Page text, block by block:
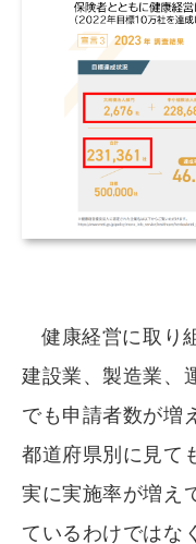
健康経営に取り
建設業、製造業、
でも申請者数が増
都道府県別に見て
実に実施率が増え
ているわけではな